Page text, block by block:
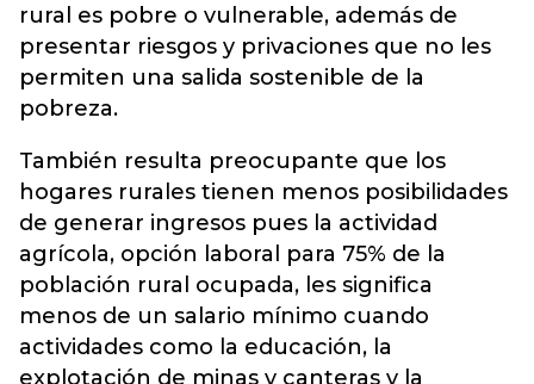
rural es pobre o vulnerable, además de
presentar riesgos y privaciones que no les
permiten una salida sostenible de la
pobreza.
También resulta preocupante que los
hogares rurales tienen menos posibilidades
de generar ingresos pues la actividad
agrícola, opción laboral para 75% de la
población rural ocupada, les significa
menos de un salario mínimo cuando
actividades como la educación, la
explotación de minas y canteras y la